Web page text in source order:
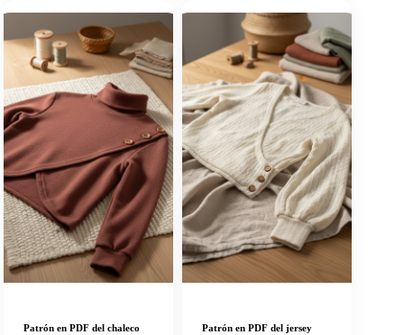
Patrón en PDF del chaleco
Patrón en PDF del jersey